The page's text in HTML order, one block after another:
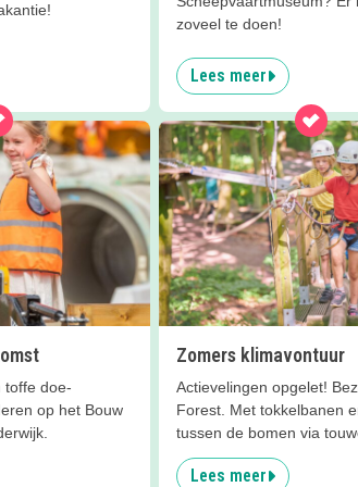
zoveel te doen!
Lees meer
toffe doe-
op het Bouw
Zomers klimavontuur
Actievelingen opgelet!
Forest. Met tokkelbanen
tussen de bomen via
bruggen
Lees meer